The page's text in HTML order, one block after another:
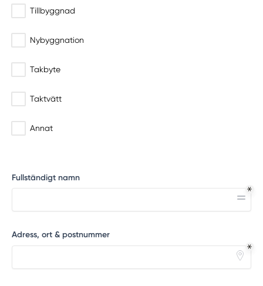
Tillbyggnad
Nybyggnation
Takbyte
Taktvätt
Annat
Fullständigt namn
Adress, ort & postnummer